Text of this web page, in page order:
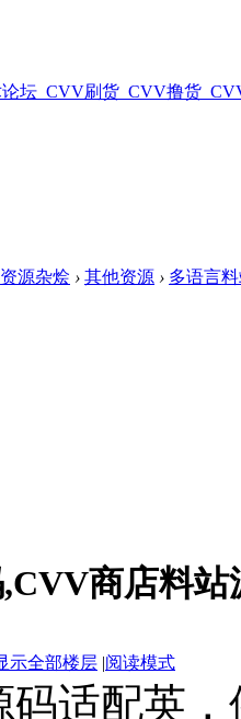
资源杂烩 › 其他资源 › 多语言
商店料站
示全部楼层 |阅读模式
码适配英